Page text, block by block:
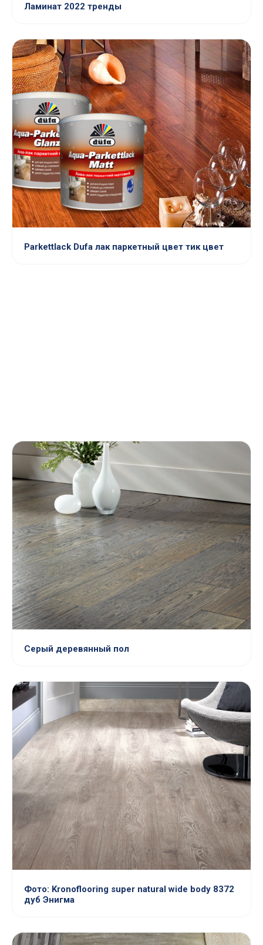
Ламинат 2022 тренды
Parkettlack Dufa лак паркетный цвет тик цвет
Серый деревянный пол
Фото: Kronoflooring super natural wide body 8372
дуб Энигма